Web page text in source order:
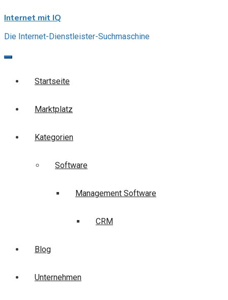
to
Internet mit IQ
Die Internet-Dienstleister-Suchmaschine
Startseite
Marktplatz
Kategorien
Software
Management Software
CRM
Blog
Unternehmen